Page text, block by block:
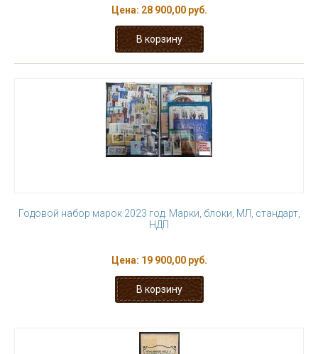
Цена: 28 900,00 руб.
Годовой набор марок 2023 год. Марки, блоки, МЛ, стандарт,
НДП
Цена: 19 900,00 руб.